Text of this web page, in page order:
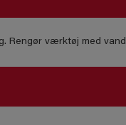
Rengør værktøj med vand